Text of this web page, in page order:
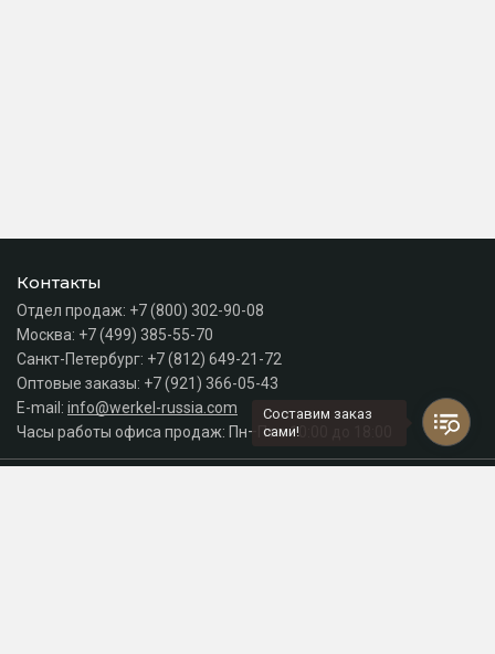
Контакты
Отдел продаж: +7 (800) 302-90-08
Москва: +7 (499) 385-55-70
Санкт-Петербург: +7 (812) 649-21-72
Оптовые заказы: +7 (921) 366-05-43
E-mail: info@werkel-russia.com
Часы работы офиса продаж: Пн–Пт с 10:00 до 18:00
Составим заказ
сами!